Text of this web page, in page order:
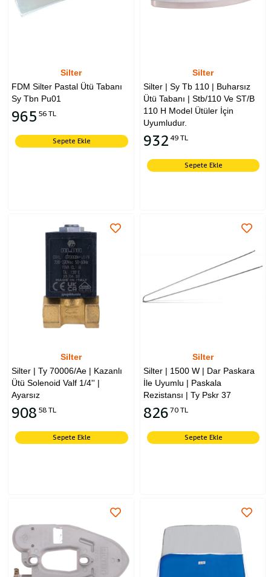
Silter
FDM Silter Pastal Ütü Tabanı
Sy Tbn Pu01
965 56 TL
Sepete Ekle
Silter
Silter | Sy Tb 110 | Buharsız
Ütü Tabanı | Stb/110 Ve ST/B
110 H Model Ütüler İçin
Uyumludur.
932 49 TL
Sepete Ekle
Silter
Silter | Ty 70006/Ae | Kazanlı
Ütü Solenoid Valf 1/4'' |
Ayarsız
908 58 TL
Sepete Ekle
Silter
Silter | 1500 W | Dar Paskara
İle Uyumlu | Paskala
Rezistansı | Ty Pskr 37
826 70 TL
Sepete Ekle